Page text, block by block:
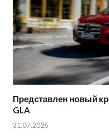
Представлен новый
GLA
31.07.2026